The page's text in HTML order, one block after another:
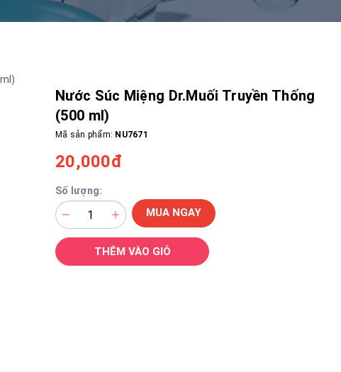
Nước Súc Miệng Dr.Muối Truyền Thống
(500 ml)
Mã sản phẩm: NU7671
20,000đ
Số lượng:
MUA NGAY
THÊM VÀO GIỎ